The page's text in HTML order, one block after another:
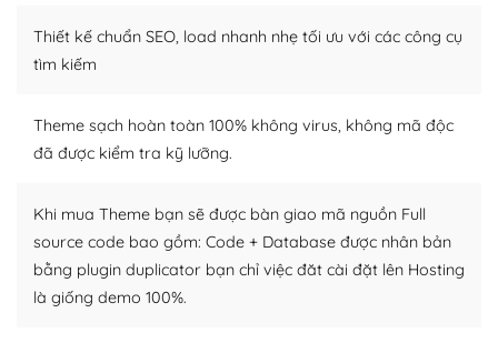
WordPress là nơi lưu trữ cho một diễn đàn cộng đồng
khổng lồ được kiểm duyệt bởi các nhân viên và những
Nếu bạn gặp khó khăn, bạn có thể lên mạng và tìm
kiếm những cộng đồng WordPress, họ sẽ giúp bạn trả
Cộng đồng sử dụng WordPress sẵn sàng hỗ trợ bạn
– Đa dạng plugin và themes
Thiết kế chuẩn SEO, load nhanh nhẹ tối ưu với các công cụ
tìm kiếm
Theme sạch hoàn toàn 100% không virus, không mã độc
đã được kiểm tra kỹ lưỡng.
Khi mua Theme bạn sẽ được bàn giao mã nguồn Full
source code bao gồm: Code + Database được nhân bản
bằng plugin duplicator bạn chỉ việc đăt cài đặt lên Hosting
là giống demo 100%.